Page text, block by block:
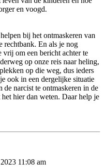
en voogd.
bij het ontmaskeren van
rechtbank. En als je nog
om een bericht achter te
op onze reis naar heling,
op die weg, dus ieders
ook in een dergelijke situatie
de narcist te ontmaskeren in de
hier dan weten. Daar help je
11:08 am